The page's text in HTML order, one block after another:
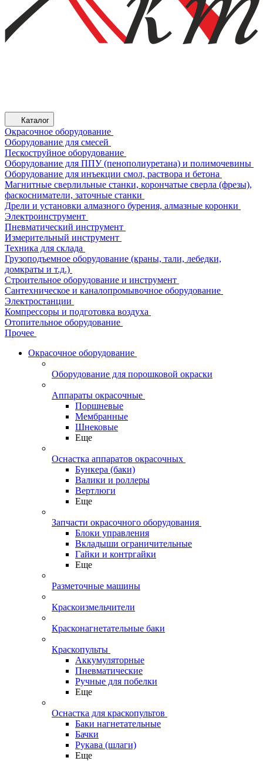
Каталог
Окрасочное оборудование
Оборудование для смесей
Пескоструйное оборудование
Оборудование для ППУ (пенополиуретана) и полимочевины
Оборудование для инъекции смол, раствора и бетона
Магнитные сверлильные станки, корончатые сверла (фрезы),
фаскосниматели, заточные станки
Дрели и установки алмазного бурения, алмазные коронки
Электроинструмент
Пневматический инструмент
Измерительный инструмент
Техника для склада
Грузоподъемное оборудование (краны, тали, лебедки,
домкраты и т.д.)
Строительное оборудование и инструмент
Сантехническое и каналопромывочное оборудование
Электростанции
Компрессоры и подготовка воздуха
Отопительное оборудование
Прочее
Окрасочное оборудование
Оборудование для порошковой окраски
Аппараты окрасочные
Поршневые
Мембранные
Шнековые
Еще
Оснастка аппаратов окрасочных
Бункера (баки)
Валики и роллеры
Вертлюги
Еще
Запчасти окрасочного оборудования
Блоки управления
Вкладыши ограничительные
Гайки и контргайки
Еще
Разметочные машины
Краскоизмельчители
Красконагнетательные баки
Краскопульты
Аккумуляторные
Пневматические
Ручные для побелки
Еще
Оснастка для краскопультов
Баки нагнетательные
Бачки
Рукава (шлаги)
Еще